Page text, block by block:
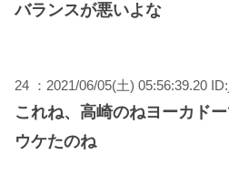
バランスが悪いよな
24 ：2021/06/05(土) 05:56:39.20
これね、高崎のねヨーカド
ウケたのね